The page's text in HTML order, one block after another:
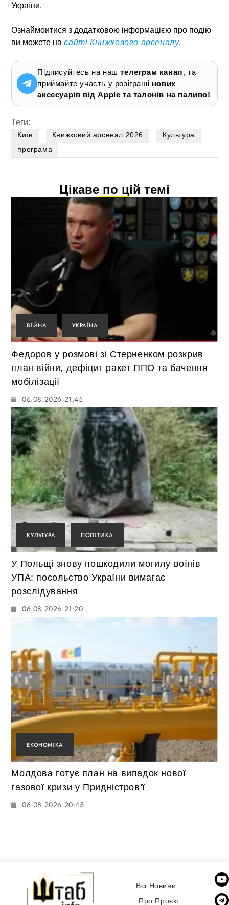
України.
Ознаймоитися з додатковою інформацією про подію
ви можете насайті Книжкового арсеналу.
Підписуйтесь на наштелеграм канал, та
приймайте участь у розіграші нових
аксесуарів від Apple та талонів на паливо!
Теги:
Київ Книжковий арсенал 2026
Культура
програма
Цікаве по цій темі
ВІЙНА УКРАЇНА
Федоров у розмові зі Стерненком розкрив
план війни, дефіцит ракет ППО та бачення
мобілізації
06.08.2026 21:45
КУЛЬТУРА ПОЛІТИКА
У Польщі знову пошкодили могилу воїнів
УПА: посольство України вимагає
розслідування
06.08.2026 21:20
ЕКОНОМІКА
Молдова готує план на випадок нової
газової кризи у Придністров’ї
06.08.2026 20:45
Всі Новини
Про Проєкт